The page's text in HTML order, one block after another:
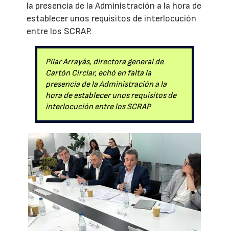
la presencia de la Administración a la hora de
establecer unos requisitos de interlocución
entre los SCRAP.
Pilar Arrayás, directora general de
Cartón Circlar, echó en falta la
presencia de la Administración a la
hora de establecer unos requisitos de
interlocución entre los SCRAP